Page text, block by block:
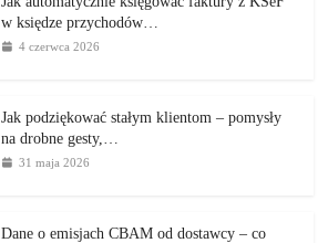
w księdze przychodów…
4 czerwca 2026
Jak podziękować stałym klientom – pomysły
na drobne gesty,…
31 maja 2026
Dane o emisjach CBAM od dostawcy – co